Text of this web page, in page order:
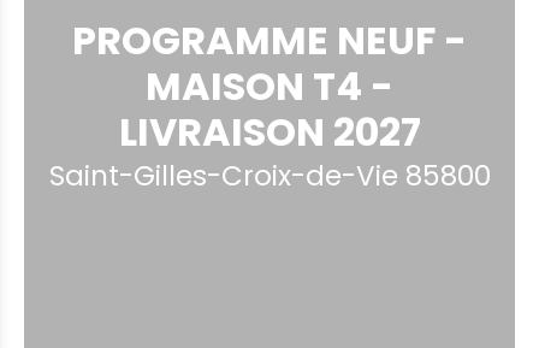
PROGRAMME NEUF -
MAISON T4 -
LIVRAISON 2027
Saint-Gilles-Croix-de-Vie 85800